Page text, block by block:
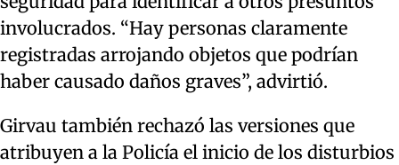
involucrados. “Hay personas claramente
registradas arrojando objetos que podrían
haber causado daños graves”, advirtió.
Girvau también rechazó las versiones que
atribuyen a la Policía el inicio de los disturbios